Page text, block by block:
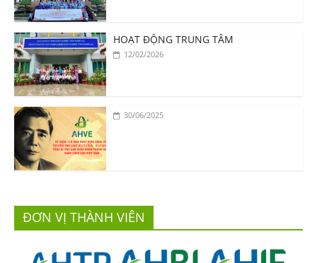
HOẠT ĐỘNG TRUNG TÂM
12/02/2026
30/06/2025
ĐƠN VỊ THÀNH VIÊN